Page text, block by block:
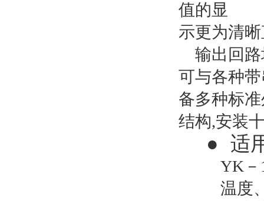
值的显
示更为清
输出回
可与各种
备多种标
结构,安装
● 适
YK－
温度